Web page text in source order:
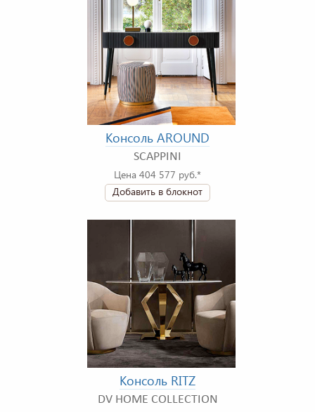
Консоль AROUND
SCAPPINI
Цена 404 577 руб.*
Добавить в блокнот
Консоль RITZ
DV HOME COLLECTION